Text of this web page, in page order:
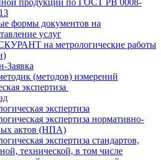
продукции по ГОСТ РВ 0008-
формы документов на
услуг
на метрологические работы
Заявка
(методов) измерений
экспертиза
экспертиза
экспертиза нормативно-
актов (НПА)
экспертиза стандартов,
технической, в том числе